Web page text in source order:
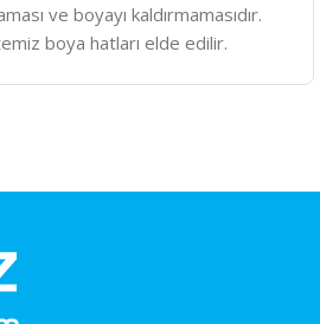
ve boyayı kaldırmamasıdır.
boya hatları elde edilir.